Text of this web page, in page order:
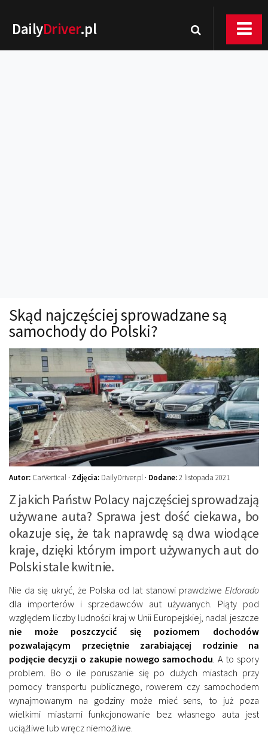
DailyDriver.pl
Technika jazdy
Oświetlenie
Kalkulatory
Przelicznik mocy
Auto z niemiec
Galerie
Skąd najczęściej sprowadzane są
samochody do Polski?
Autor: CarVertical · Zdjęcia: DailyDriver.pl · Dodane:2 listopada 2021
Z jakich Państw Polacy najczęściej sprowadzają
używane auta? Sprawa jest dość ciekawa, bo
okazuje się, że tak naprawdę są dwa wiodące
kraje, dzięki którym import używanych aut do
Polski stale kwitnie.
Nie da się ukryć, że Polska od lat stanowi prawdziwe Eldorado
dla importerów i sprzedawców aut używanych. Piąty pod
względem liczby ludności kraj w Unii Europejskiej, nadal jeszcze
nie może poszczycić się poziomem dochodów
pozwalającym przeciętnie zarabiającej rodzinie na
podjęcie decyzji o zakupie nowego samochodu . A to spory
problem. Bo o ile poruszanie się po dużych miastach przy
pomocy transportu publicznego, rowerem czy samochodem
wynajmowanym na godziny może mieć sens, to już poza
wielkimi miastami funkcjonowanie bez własnego auta jest
uciążliwe lub wręcz niemożliwe.